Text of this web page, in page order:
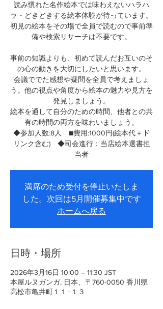
読み慣れた名作絵本では味わえないハラハ
ラ・どきどきする絵本体験が待っています。
初見の絵本をその場で全員で読むので事前準
備や検索リサーチは不要です。
事前の知識よりも、初めて読んだお互いのそ
の心の動きを大切にしたいと思います。
会議ででた感想や疑問を全員で考えましょ
う。他の視点や角度から絵本の魅力や見方を
発見しましょう。
絵本を通して自分のための時間、他者との共
有の時間の両方を味わいましょう。
◆参加人数:8人 ■費用:1000円(絵本代＋ド
リンク含む) ◆司会進行：当店絵本選書担
当者
満席のため受付を停止いたしま
した。次回は5月開催募集中です
ホームへ戻る
日時・場所
2026年3月16日 10:00 – 11:30 JST
本屋ルヌガンガ, 日本、〒760-0050 香川県
高松市亀井町１１−１３